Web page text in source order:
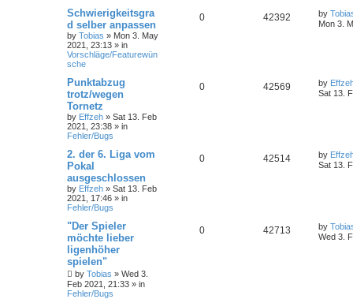
Schwierigkeitsgra
d selber anpassen
by Tobias » Mon 3. May
2021, 23:13 » in
Vorschläge/Featurewün
sche
0 42392 by
Mon 3.
Punktabzug
trotz/wegen
Tornetz
by Effzeh » Sat 13. Feb
2021, 23:38 » in
Fehler/Bugs
0 42569 by
Sat 13.
2. der 6. Liga vom
Pokal
ausgeschlossen
by Effzeh » Sat 13. Feb
2021, 17:46 » in
Fehler/Bugs
0 42514 by
Sat 13.
"Der Spieler
möchte lieber
ligenhöher
spielen"
by Tobias » Wed 3.
Feb 2021, 21:33 » in
Fehler/Bugs
0 42713 by
Wed 3.